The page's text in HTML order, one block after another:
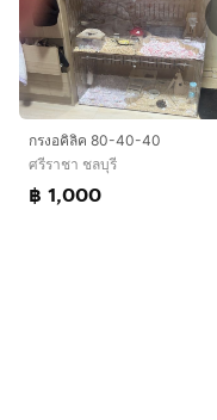
กรงอคิลิค 80-40-40
ศรีราชา ชลบุรี
฿ 1,000